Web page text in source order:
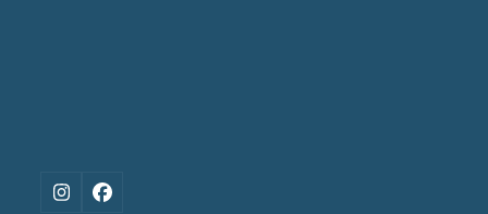
Instagram
Facebook